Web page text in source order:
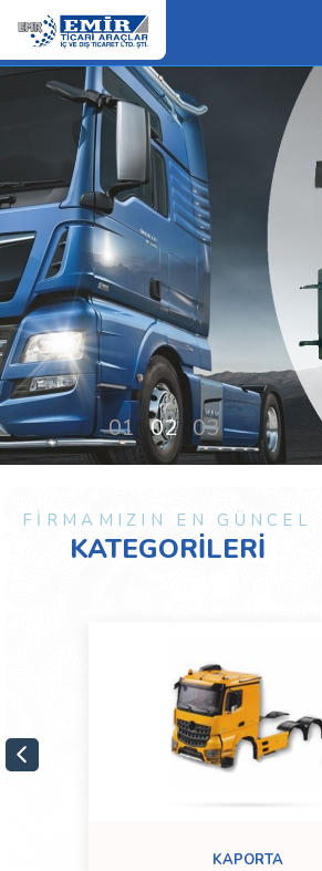
01 02 03
FİRMAMIZIN EN GÜNCEL
KATEGORİLERİ
KAPORTA